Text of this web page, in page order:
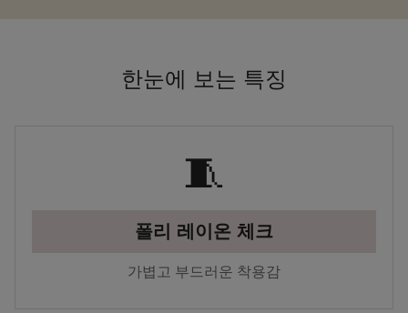
한눈에 보는 특징
🧵
폴리 레이온 체크
가볍고 부드러운 착용감